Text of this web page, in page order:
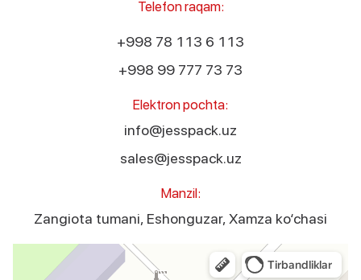
Telefon raqam:
+998 78 113 6 113
+998 99 777 73 73
Elektron pochta:
info@jesspack.uz
sales@jesspack.uz
Manzil:
Zangiota tumani, Eshonguzar, Xamza ko‘chasi
Оборудование для лёгкой промышленности в Ташкентской области